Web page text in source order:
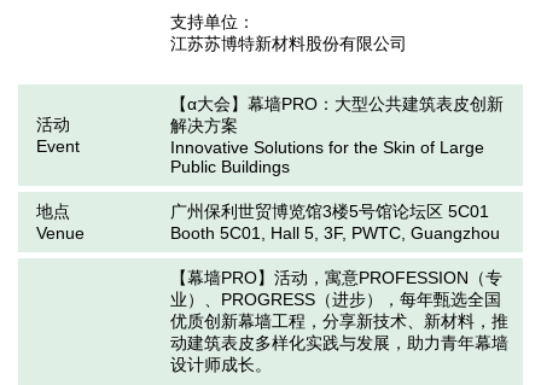
支持单位：
江苏苏博特新材料股份有限公司
活动
Event
【α大会】幕墙PRO：大型公共建筑表皮创新
解决方案
Innovative Solutions for the Skin of Large
Public Buildings
地点
Venue
广州保利世贸博览馆3楼5号馆论坛区 5C01
Booth 5C01, Hall 5, 3F, PWTC, Guangzhou
【幕墙PRO】活动，寓意PROFESSION（专
业）、PROGRESS（进步），每年甄选全国
优质创新幕墙工程，分享新技术、新材料，推
动建筑表皮多样化实践与发展，助力青年幕墙
设计师成长。